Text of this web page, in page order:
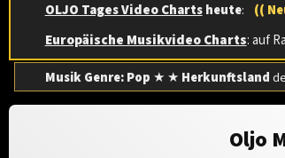
OLJO Tages Video Charts heute: ((
Europäische Musikvideo Charts: auf
Musik Genre: Pop ★ ★ Herkunftsland
Oljo